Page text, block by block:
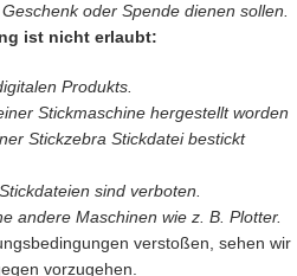
oder Spende dienen sollen.
ist nicht erlaubt:
Produkts.
Stickmaschine hergestellt worden
Stickzebra Stickdatei bestickt
sind verboten.
andere Maschinen wie z. B. Plotter.
verstoßen, sehen wir
vorzugehen.